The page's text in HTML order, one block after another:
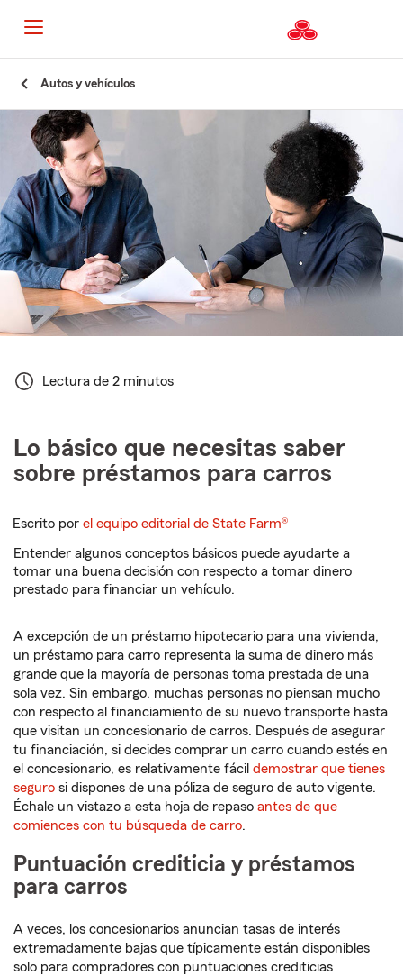
Autos y vehículos
Lectura de 2 minutos
Lo básico que necesitas saber
sobre préstamos para carros
Escrito porel equipo editorial de State Farm®
Entender algunos conceptos básicos puede ayudarte a
tomar una buena decisión con respecto a tomar dinero
prestado para financiar un vehículo.
A excepción de un préstamo hipotecario para una vivienda,
un préstamo para carro representa la suma de dinero más
grande que la mayoría de personas toma prestada de una
sola vez. Sin embargo, muchas personas no piensan mucho
con respecto al financiamiento de su nuevo transporte hasta
que visitan un concesionario de carros. Después de asegurar
tu financiación, si decides comprar un carro cuando estés en
el concesionario, es relativamente fácil demostrar que tienes
seguro si dispones de una póliza de seguro de auto vigente.
Échale un vistazo a esta hoja de repaso antes de que
comiences con tu búsqueda de carro.
Puntuación crediticia y préstamos
para carros
A veces, los concesionarios anuncian tasas de interés
extremadamente bajas que típicamente están disponibles
solo para compradores con puntuaciones crediticias